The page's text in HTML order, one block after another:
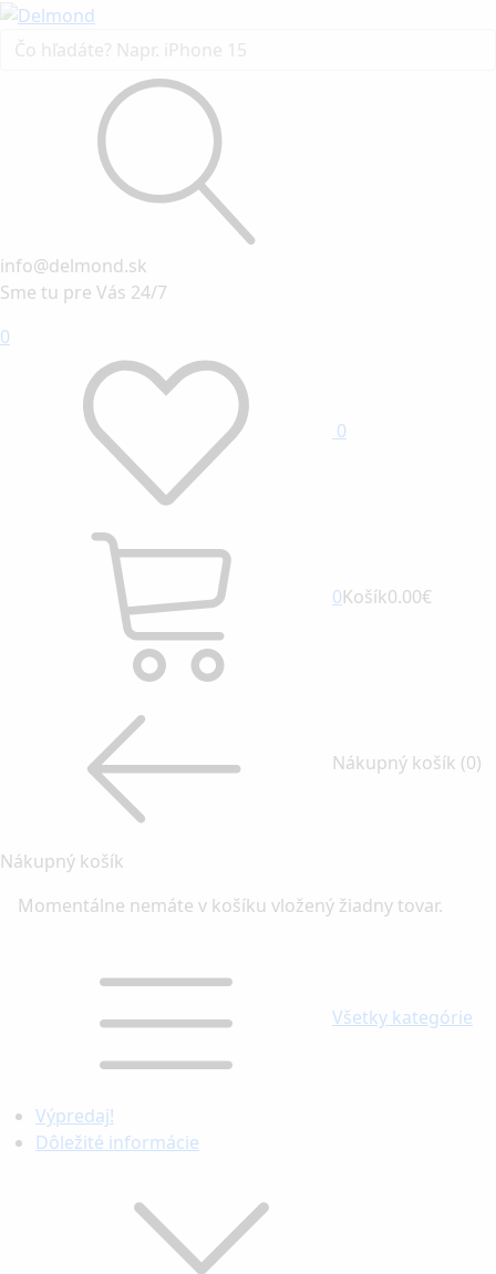
info@delmond.sk
Sme tu pre Vás 24/7
0
0
0Košík0.00€
Nákupný košík (0)
Nákupný košík
Momentálne nemáte v košíku vložený žiadny tovar.
Všetky kategórie
Výpredaj!
Dôležité informácie